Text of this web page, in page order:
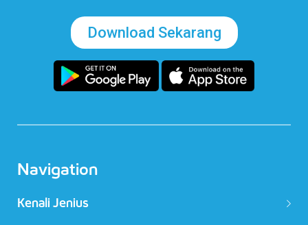
Download Sekarang
Navigation
Kenali Jenius